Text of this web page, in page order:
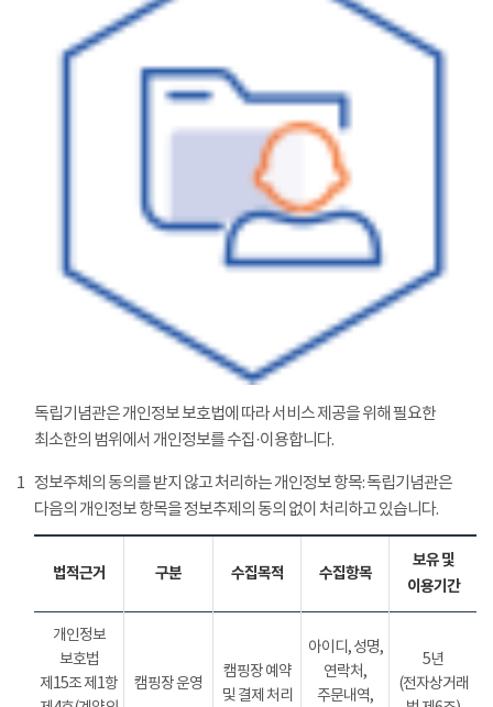
독립기념관은 개인정보 보호법에 따라 서비스 제공을 위해 필요한
최소한의 범위에서 개인정보를 수집·이용합니다.
1 정보주체의 동의를 받지 않고 처리하는 개인정보 항목: 독립기념관은
다음의 개인정보 항목을 정보추제의 동의 없이 처리하고 있습니다.
법적근거 구분 수집목적 수집항목
보유 및
이용기간
개인정보
보호법
제15조 제1항
캠핑장 운영
캠핑장 예약
및 결제 처리
아이디, 성명,
연락처,
주문내역,
5년
(전자상거래